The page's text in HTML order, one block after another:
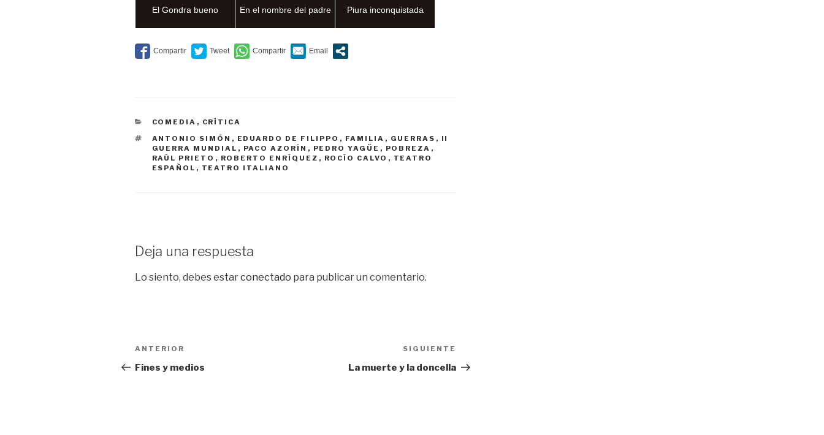
El Gondra bueno En el nombre del padre Piura inconquistada
CATEGORÍAS
COMEDIA , CRÍTICA
ETIQUETAS
ANTONIO SIMÓN , EDUARDO DE FILIPPO , FAMILIA , GUERRAS , II
GUERRA MUNDIAL , PACO AZORÍN , PEDRO YAGÜE , POBREZA ,
RAÚL PRIETO , ROBERTO ENRÍQUEZ , ROCÍO CALVO , TEATRO
ESPAÑOL , TEATRO ITALIANO
Deja una respuesta
Lo siento, debes estarconectado para publicar un comentario.
Navegación
de
Entrada
anterior:
ANTERIOR
Fines y medios
entrada
SIGUIENTE
La muerte y la doncella